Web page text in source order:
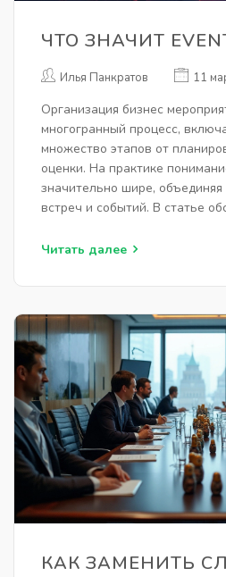
ЧТО ЗНАЧИТ
Илья Панкратов 11
Организация бизнес
многогранный процесс,
множество этапов от
оценки. На практике
значительно шире,
встреч и событий. В статье
предоставляются
любое событие сможет стать
Читать далее
КАК ЗАМЕНИТЬ